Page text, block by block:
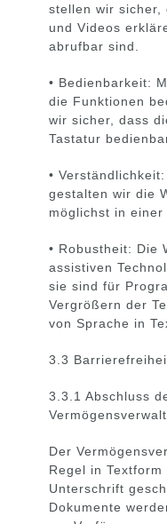
stellen wir sicher,
und Videos
abrufbar sind.
• Bedienbarkeit:
die Funktionen
wir sicher, dass
Tastatur
•
gestalten wir die
möglichst in einer
• Robustheit: Die
assistiven
sie sind für
Vergrößern der
von Sprache in
3.3
3.3.1 Abschluss
Der
Regel in
Unterschrift
Dokumente